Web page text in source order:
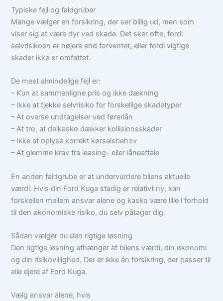
Typiske fejl og faldgruber
Mange vælger en forsikring, der ser billig ud, men som
viser sig at være dyr ved skade. Det sker ofte, fordi
selvrisikoen er højere end forventet, eller fordi vigtige
skader ikke er omfattet.
De mest almindelige fejl er:
– Kun at sammenligne pris og ikke dækning
– Ikke at tjekke selvrisiko for forskellige skadetyper
– At overse undtagelser ved førerlån
– At tro, at delkasko dækker kollisionsskader
– Ikke at oplyse korrekt kørselsbehov
– At glemme krav fra leasing- eller låneaftale
En anden faldgrube er at undervurdere bilens aktuelle
værdi. Hvis din Ford Kuga stadig er relativt ny, kan
forskellen mellem ansvar alene og kasko være lille i forhold
til den økonomiske risiko, du selv påtager dig.
Sådan vælger du den rigtige løsning
Den rigtige løsning afhænger af bilens værdi, din økonomi
og din risikovillighed. Der er ikke én forsikring, der passer til
alle ejere af Ford Kuga.
Vælg ansvar alene, hvis